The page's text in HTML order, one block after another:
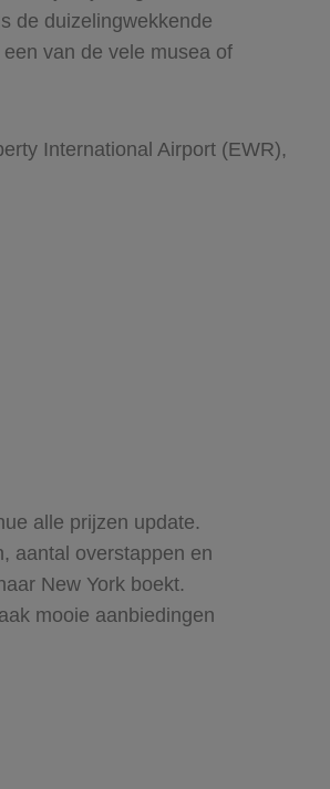
de duizelingwekkende
van de vele musea of
International Airport (EWR),
alle prijzen update.
aantal overstappen en
New York boekt.
mooie aanbiedingen